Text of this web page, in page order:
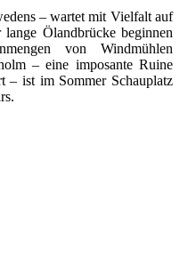
– wartet mit Vielfalt auf
Ölandbrücke beginnen
von Windmühlen
– eine imposante Ruine
– ist im Sommer Schauplatz